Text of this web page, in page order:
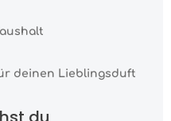
deinen Lieblingsduft